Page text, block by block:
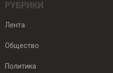
РУБРИКИ
Лента
Общество
Политика